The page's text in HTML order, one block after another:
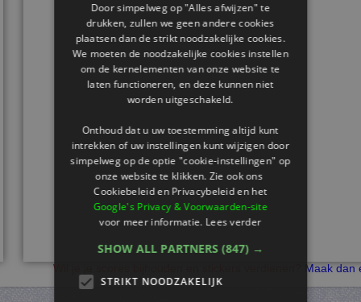
Wil je je scores bijhouden en stickers verdienen? Maak dan
Door simpelweg op "Alles afwijzen" te
drukken, zullen we geen andere cookies
plaatsen dan de strikt noodzakelijke cookies.
We moeten de noodzakelijke cookies instellen
om de kernelementen van onze website te
laten functioneren, en deze kunnen niet
worden uitgeschakeld.
Onthoud dat u uw toestemming altijd kunt
intrekken of uw instellingen kunt wijzigen door
simpelweg op de optie "cookie-instellingen" op
onze website te klikken. Zie ook ons ​​
Cookiebeleid en Privacybeleid en het
Google's Privacy & Voorwaarden-site
voor meer informatie.Lees verder
SHOW ALL PARTNERS (847) →
STRIKT NOODZAKELIJK